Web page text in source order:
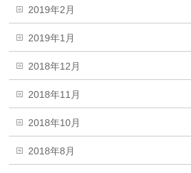
2019年2月
2019年1月
2018年12月
2018年11月
2018年10月
2018年8月